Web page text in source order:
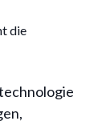
die